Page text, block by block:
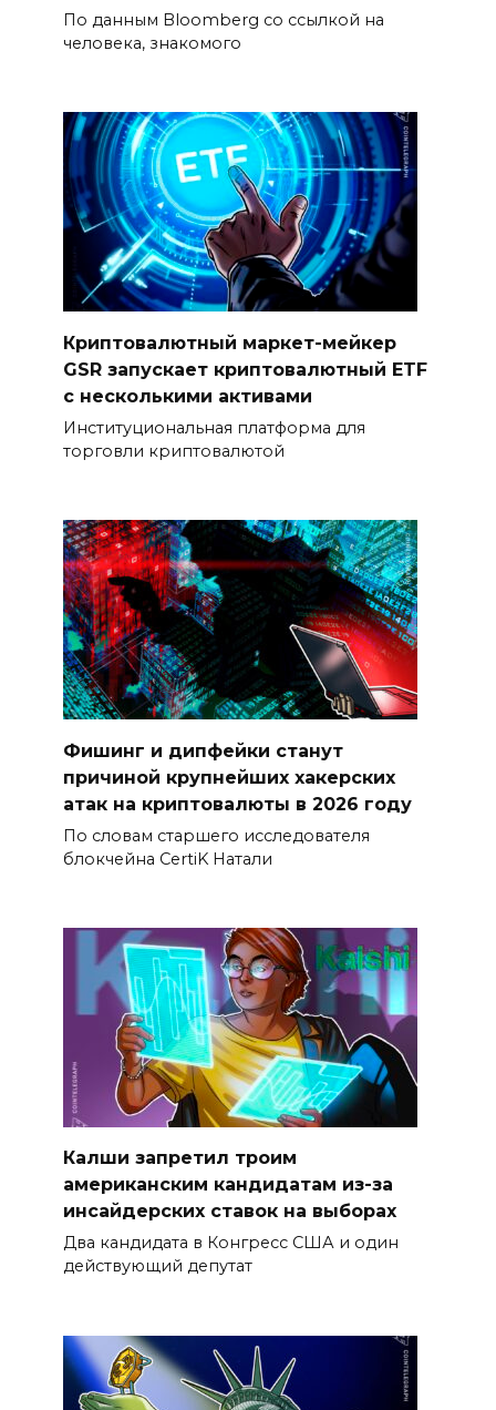
По данным Bloomberg со ссылкой на
человека, знакомого
Криптовалютный маркет-мейкер
GSR запускает криптовалютный ETF
с несколькими активами
Институциональная платформа для
торговли криптовалютой
Фишинг и дипфейки станут
причиной крупнейших хакерских
атак на криптовалюты в 2026 году
По словам старшего исследователя
блокчейна CertiK Натали
Калши запретил троим
американским кандидатам из-за
инсайдерских ставок на выборах
Два кандидата в Конгресс США и один
действующий депутат